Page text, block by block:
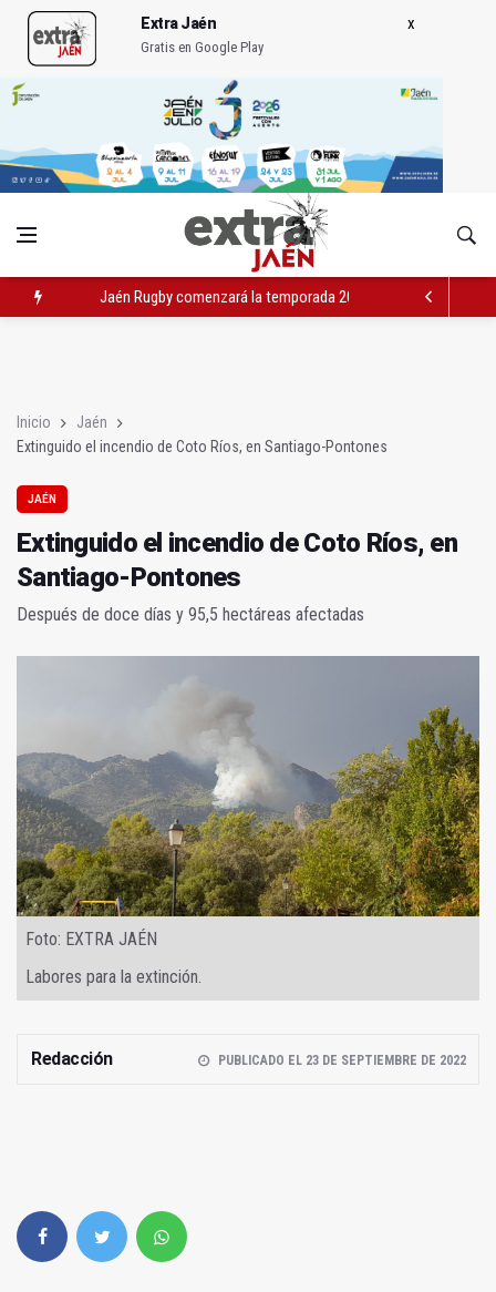
Extra Jaén
Gratis en Google Play
Jaén Rugby comenzará la temporada 2026/2027 jugando en
Inicio
Jaén
Extinguido el incendio de Coto Ríos, en Santiago-Pontones
JAÉN
Extinguido el incendio de Coto Ríos, en
Santiago-Pontones
Después de doce días y 95,5 hectáreas afectadas
Foto: EXTRA JAÉN
Labores para la extinción.
Redacción PUBLICADO EL 23 DE SEPTIEMBRE DE 2022